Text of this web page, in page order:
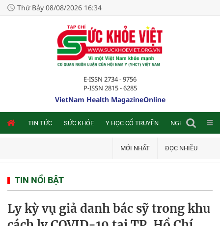
Thứ Bảy 08/08/2026 16:34
E-ISSN 2734 - 9756
P-ISSN 2815 - 6285
VietNam Health MagazineOnline
TIN TỨC SỨC KHỎE Y HỌC CỔ TRUYỀN NGHIÊN CỨU
MỚI NHẤT ĐỌC NHIỀU
TIN NỔI BẬT
Ly kỳ vụ giả danh bác sỹ trong khu